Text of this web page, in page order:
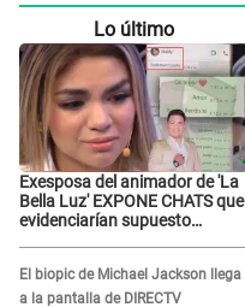
Lo último
Exesposa del animador de 'La
Bella Luz' EXPONE CHATS que
evidenciarían supuesto
pareja
El biopic de Michael Jackson llega
a la pantalla de DIRECTV